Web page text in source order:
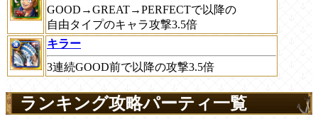
GOOD→GREAT→PERFECTで以降の
自由タイプのキャラ攻撃3.5倍
キラー
3連続GOOD前で以降の攻撃3.5倍
ランキング攻略パーティ一覧